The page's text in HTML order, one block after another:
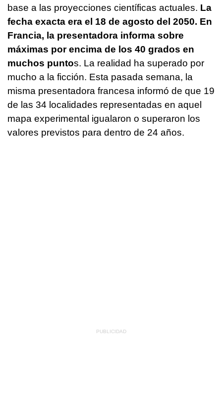
base a las proyecciones científicas actuales. La
fecha exacta era el 18 de agosto del 2050. En
Francia, la presentadora informa sobre
máximas por encima de los 40 grados en
muchos puntos. La realidad ha superado por
mucho a la ficción. Esta pasada semana, la
misma presentadora francesa informó de que 19
de las 34 localidades representadas en aquel
mapa experimental igualaron o superaron los
valores previstos para dentro de 24 años.